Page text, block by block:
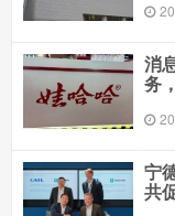
消
务
宁
共